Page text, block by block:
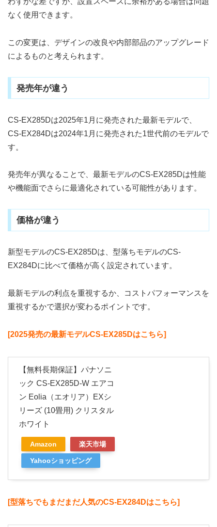
なく使用できます。
この変更は、デザインの改良や内部部品のアップグレード
によるものと考えられます。
発売年が違う
CS-EX285Dは2025年1月に発売された最新モデルで、
CS-EX284Dは2024年1月に発売された1世代前のモデルで
す。
発売年が異なることで、最新モデルのCS-EX285Dは性能
や機能面でさらに最適化されている可能性があります。
価格が違う
新型モデルのCS-EX285Dは、型落ちモデルのCS-
EX284Dに比べて価格が高く設定されています。
最新モデルの利点を重視するか、コストパフォーマンスを
重視するかで選択が変わるポイントです。
[2025発売の最新モデルCS-EX285Dはこちら]
【無料長期保証】パナソニ
ック CS-EX285D-W エアコ
ン Eolia（エオリア）EXシ
リーズ (10畳用) クリスタル
ホワイト
Amazon 楽天市場
Yahooショッピング
[型落ちでもまだまだ人気のCS-EX284Dはこちら]